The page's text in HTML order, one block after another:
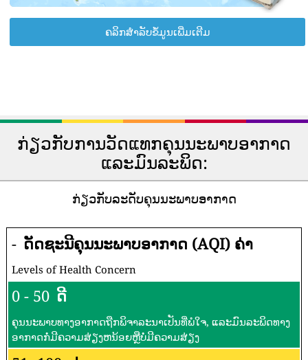
ຄລິກສຳລັບຂໍ້ມູນເພີ່ມເຕີມ
ກ່ຽວກັບການວັດແທກຄຸນນະພາບອາກາດ
ແລະມົນລະພິດ:
ກ່ຽວກັບລະດັບຄຸນນະພາບອາກາດ
- ດັດຊະນີຄຸນນະພາບອາກາດ (AQI) ຄ່າ
Levels of Health Concern
0 - 50 ດີ
ຄຸນນະພາບທາງອາກາດຖືກພິຈາລະນາເປັນທີ່ພໍໃຈ, ແລະມົນລະພິດທາງ
ອາກາດກໍ່ມີຄວາມສ່ຽງຫນ້ອຍຫຼືບໍ່ມີຄວາມສ່ຽງ